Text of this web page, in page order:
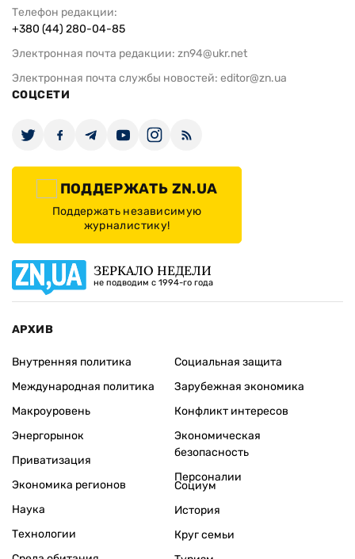
Телефон редакции:
+380 (44) 280-04-85
Электронная почта редакции: zn94@ukr.net
Электронная почта службы новостей: editor@zn.ua
СОЦСЕТИ
ПОДДЕРЖАТЬ ZN.UA
Поддержать независимую
журналистику!
ЗЕРКАЛО НЕДЕЛИ
не подводим с 1994-го года
АРХИВ
Внутренняя политика
Международная политика
Макроуровень
Энергорынок
Приватизация
Экономика регионов
Социальная защита
Зарубежная экономика
Конфликт интересов
Экономическая
безопасность
Персоналии
Наука
Технологии
Социум
История
Круг семьи